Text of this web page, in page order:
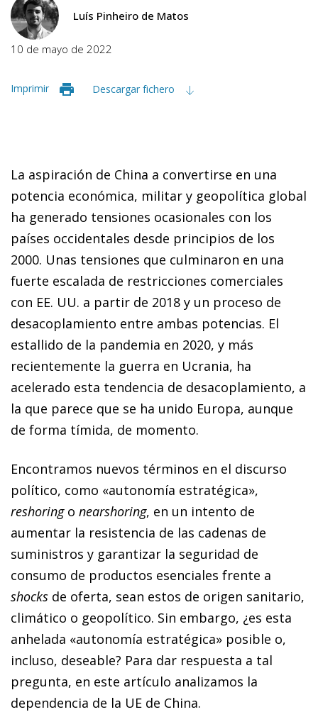
Luís Pinheiro de Matos
10 de mayo de 2022
Imprimir Descargar fichero
La aspiración de China a convertirse en una
potencia económica, militar y geopolítica global
ha generado tensiones ocasionales con los
países occidentales desde principios de los
2000. Unas tensiones que culminaron en una
fuerte escalada de restricciones comerciales
con EE. UU. a partir de 2018 y un proceso de
desacoplamiento entre ambas potencias. El
estallido de la pandemia en 2020, y más
recientemente la guerra en Ucrania, ha
acelerado esta tendencia de desacoplamiento, a
la que parece que se ha unido Europa, aunque
de forma tímida, de momento.
Encontramos nuevos términos en el discurso
político, como «autonomía estratégica»,
reshoringo nearshoring, en un intento de
aumentar la resistencia de las cadenas de
suministros y garantizar la seguridad de
consumo de productos esenciales frente a
shocks de oferta, sean estos de origen sanitario,
climático o geopolítico. Sin embargo, ¿es esta
anhelada «autonomía estratégica» posible o,
incluso, deseable? Para dar respuesta a tal
pregunta, en este artículo analizamos la
dependencia de la UE de China.